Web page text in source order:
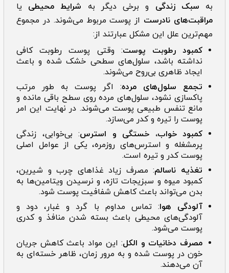
به سبک زندگی و برخی دیگر به شرایط محیطی یا
مراقبت‌های نادرست از پوست مربوط می‌شوند. در مجموع
مهم‌ترین علل این مشکل عبارتند از:
کمبود رطوبت پوست: وقتی پوست رطوبت کافی
نداشته باشد، سلول‌های سطحی خشک شده و باعث
ایجاد ظاهری بی‌روح می‌شوند.
تجمع سلول‌های مرده: اگر پوست به طور مرتب
پاکسازی نشود، سلول‌های مرده روی سطح باقی مانده و
مانع تنفس طبیعی پوست می‌شوند. در نهایت این امر
پوست را تیره و کدر می‌سازد.
کمبود خواب، خستگی و استرس: بی‌خوابی، زندگی
پرمشغله و استرس‌های روزمره، یکی از عوامل اصلی
پوست کدر و تیره است.
تغذیه ناسالم: مصرف زیاد غذاهای چرب و شیرین،
کمبود میوه و سبزیجات تازه، و نرسیدن ویتامین‌ها به
بدن می‌تواند باعث کاهش شفافیت پوست شود.
آلودگی هوا: تماس مداوم با گرد و غبار، دود و
آلودگی‌های محیطی باعث بسته شدن منافذ و کدری
پوست می‌شود.
مصرف دخانیات و الکل: این مواد باعث کاهش جریان
خون در پوست شده و به مرور زمان، ظاهر خسته‌ای به
آن می‌دهند.